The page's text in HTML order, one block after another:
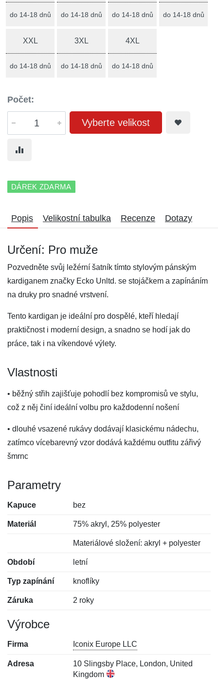
do 14-18 dnů do 14-18 dnů do 14-18 dnů do 14-18 dnů
XXL
do 14-18 dnů
3XL
do 14-18 dnů
4XL
do 14-18 dnů
Počet:
Vyberte velikost
DÁREK ZDARMA
Popis Velikostní tabulka Recenze Dotazy
Určení: Pro muže
Pozvedněte svůj ležérní šatník tímto stylovým pánským
kardiganem značky Ecko Unltd. se stojáčkem a zapínáním
na druky pro snadné vrstvení.
Tento kardigan je ideální pro dospělé, kteří hledají
praktičnost i moderní design, a snadno se hodí jak do
práce, tak i na víkendové výlety.
Vlastnosti
• běžný střih zajišťuje pohodlí bez kompromisů ve stylu,
což z něj činí ideální volbu pro každodenní nošení
• dlouhé vsazené rukávy dodávají klasickému nádechu,
zatímco vícebarevný vzor dodává každému outfitu zářivý
šmrnc
Parametry
Kapuce bez
Materiál 75% akryl, 25% polyester
Materiálové složení: akryl + polyester
Období letní
Typ zapínání knoflíky
Záruka 2 roky
Výrobce
Firma Iconix Europe LLC
Adresa
10 Slingsby Place, London, United
Kingdom